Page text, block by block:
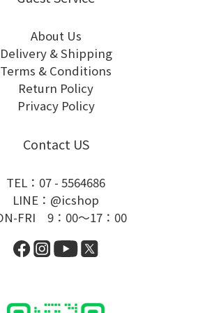
About Us
Delivery & Shipping
Terms & Conditions
Return Policy
Privacy Policy
Contact US
TEL：07 - 5564686
LINE：@icshop
FRI 9：00～17：00